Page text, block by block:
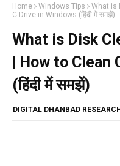
Home Windows Tips
What is
C Drive in Windows (हिंदी में समझें)
What is Disk
| How to
(हिंदी में समझें)
DIGITAL DHANBAD